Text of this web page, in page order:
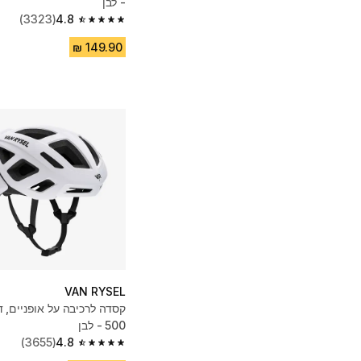
4.8
4.8 out of 5 stars from 3323 reviews
(3323)
VAN RYSEL
500 - לבן
4.8
4.8 out of 5 stars from 3655 reviews
(3655)